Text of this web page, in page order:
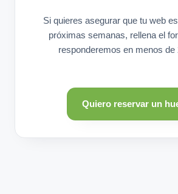
Si quieres asegurar que tu web
próximas semanas, rellena el
responderemos en menos de
Quiero reservar un